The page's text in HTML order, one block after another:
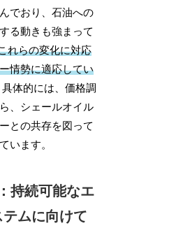
でおり、石油への
る動きも強まって
れらの変化に対応
情勢に適応してい
具体的には、価格調
、シェールオイル
との共存を図って
います。
持続可能なエ
ムに向けて